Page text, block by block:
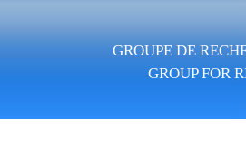
GROUPE DE
GROUP FOR